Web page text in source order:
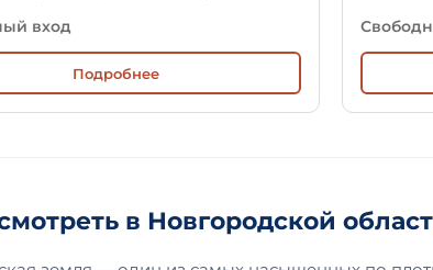
вход
Подробнее
в Новгородской